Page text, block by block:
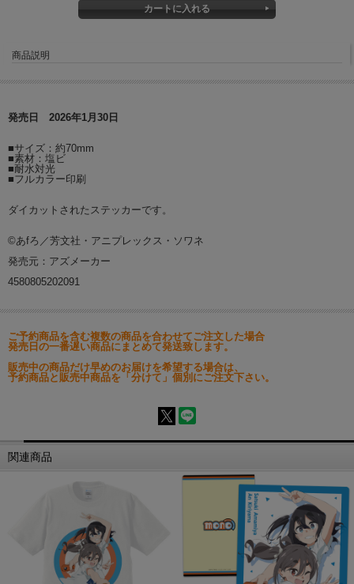
商品説明
発売日 2026年1月30日
■サイズ：約70mm
■素材：塩ビ
■耐水対光
■フルカラー印刷
ダイカットされたステッカーです。
©あfろ／芳文社・アニプレックス・ソワネ
発売元：アズメーカー
4580805202091
ご予約商品を含む複数の商品を合わせてご注文した場合
発売日の一番遅い商品にまとめて発送致します。
販売中の商品だけ早めのお届けを希望する場合は、
予約商品と販売中商品を「分けて」個別にご注文下さい。
関連商品